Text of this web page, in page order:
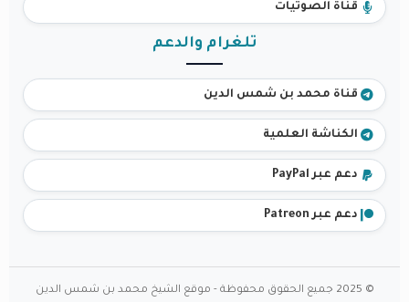
قناة الصوتيات
تلغرام والدعم
قناة محمد بن شمس الدين
الكناشة العلمية
دعم عبر PayPal
دعم عبر Patreon
© 2025 جميع الحقوق محفوظة - موقع الشيخ محمد بن شمس الدين